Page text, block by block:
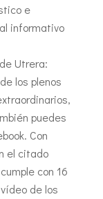
e
informativo
Utrera:
los plenos
puedes
Con
el citado
con 16
de los